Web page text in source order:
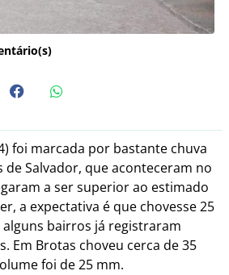
foi marcada por bastante chuva
de Salvador, que aconteceram no
a ser superior ao estimado
a expectativa é que chovesse 25
bairros já registraram
Em Brotas choveu cerca de 35
foi de 25 mm.